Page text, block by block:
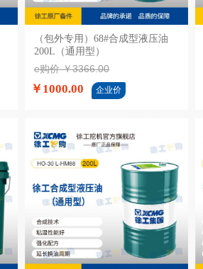
加入购物车
（包外专用）68#合成型液压油
200L（通用型）
e购价 ￥3366.00
￥1000.00 企业价